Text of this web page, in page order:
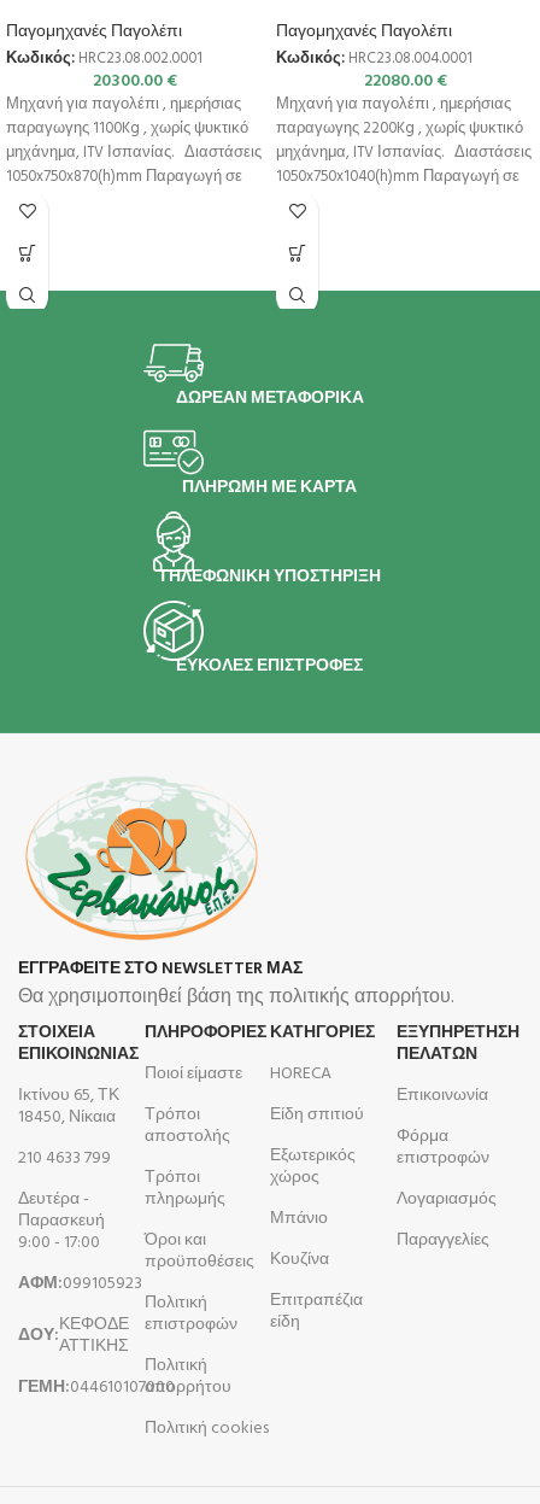
Παγομηχανές Παγολέπι
Κωδικός: HRC23.08.002.0001
20300.00€
Μηχανή για παγολέπι , ημερήσιας
παραγωγης 1100Kg , χωρίς ψυκτικό
μηχάνημα, ITV Ισπανίας. Διαστάσεις
1050x750x870(h)mm Παραγωγή σε
24h αερόψυκτη 1100*
Παγομηχανές Παγολέπι
Κωδικός: HRC23.08.004.0001
22080.00€
Μηχανή για παγολέπι , ημερήσιας
παραγωγης 2200Kg , χωρίς ψυκτικό
μηχάνημα, ITV Ισπανίας. Διαστάσεις
1050x750x1040(h)mm Παραγωγή σε
24h αερόψυκτη
ΔΩΡΕΑΝ ΜΕΤΑΦΟΡΙΚΑ
ΠΛΗΡΩΜΗ ΜΕ ΚΑΡΤΑ
ΤΗΛΕΦΩΝΙΚΗ ΥΠΟΣΤΗΡΙΞΗ
ΕΥΚΟΛΕΣ ΕΠΙΣΤΡΟΦΕΣ
ΕΓΓΡΑΦΕΙΤΕ ΣΤΟ NEWSLETTER ΜΑΣ
Θα χρησιμοποιηθεί βάση της πολιτικής απορρήτου.
ΣΤΟΙΧΕΙΑ
ΕΠΙΚΟΙΝΩΝΙΑΣ
Ικτίνου 65, ΤΚ
18450, Νίκαια
210 4633 799
Δευτέρα -
Παρασκευή
9:00 - 17:00
ΑΦΜ:099105923
ΔΟΥ:ΚΕΦΟΔΕ
ΑΤΤΙΚΗΣ
ΓΕΜΗ:044610107000
ΠΛΗΡΟΦΟΡΊΕΣ
Ποιοί είμαστε
Τρόποι
αποστολής
Τρόποι
πληρωμής
Όροι και
προϋποθέσεις
Πολιτική
επιστροφών
Πολιτική
απορρήτου
Πολιτική cookies
ΚΑΤΗΓΟΡΙΕΣ
HORECA
Είδη σπιτιού
Εξωτερικός
χώρος
Μπάνιο
Κουζίνα
Επιτραπέζια
είδη
ΕΞΥΠΗΡΕΤΗΣΗ
ΠΕΛΑΤΩΝ
Επικοινωνία
Φόρμα
επιστροφών
Λογαριασμός
Παραγγελίες